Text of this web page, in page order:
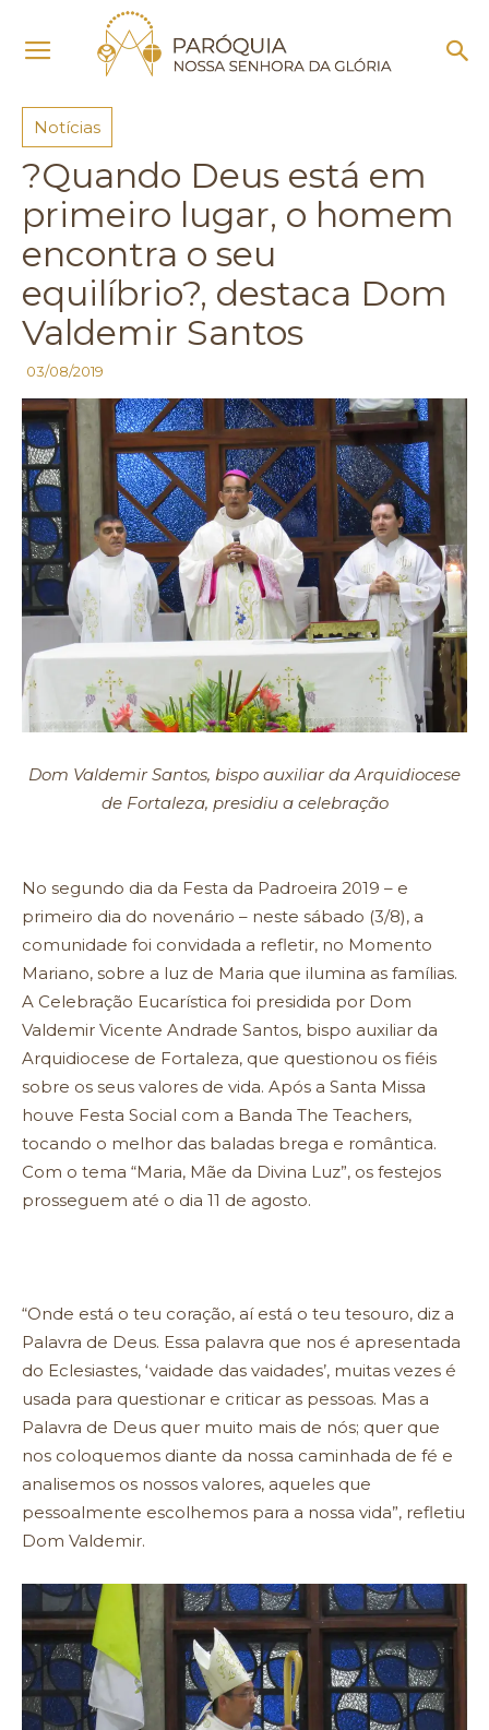
Notícias
Notícias
?Quando Deus está em
primeiro lugar, o homem
encontra o seu
equilíbrio?, destaca Dom
Valdemir Santos
03/08/2019
Dom Valdemir Santos, bispo auxiliar da Arquidiocese
de Fortaleza, presidiu a celebração
No segundo dia da Festa da Padroeira 2019 – e
primeiro dia do novenário – neste sábado (3/8), a
comunidade foi convidada a refletir, no Momento
Mariano, sobre a luz de Maria que ilumina as famílias.
A Celebração Eucarística foi presidida por Dom
Valdemir Vicente Andrade Santos, bispo auxiliar da
Arquidiocese de Fortaleza, que questionou os fiéis
sobre os seus valores de vida. Após a Santa Missa
houve Festa Social com a Banda The Teachers,
tocando o melhor das baladas brega e romântica.
Com o tema “Maria, Mãe da Divina Luz”, os festejos
prosseguem até o dia 11 de agosto.
“Onde está o teu coração, aí está o teu tesouro, diz a
Palavra de Deus. Essa palavra que nos é apresentada
do Eclesiastes, ‘vaidade das vaidades’, muitas vezes é
usada para questionar e criticar as pessoas. Mas a
Palavra de Deus quer muito mais de nós; quer que
nos coloquemos diante da nossa caminhada de fé e
analisemos os nossos valores, aqueles que
pessoalmente escolhemos para a nossa vida”, refletiu
Dom Valdemir.